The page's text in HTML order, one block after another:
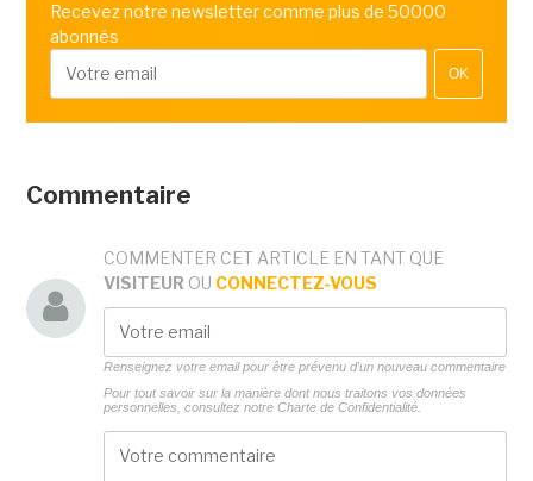
Recevez notre newsletter comme plus de 50000
abonnés
OK
Commentaire
COMMENTER CET ARTICLE EN TANT QUE
VISITEUR OU CONNECTEZ-VOUS
Renseignez votre email pour être prévenu d'un nouveau commentaire
Pour tout savoir sur la manière dont nous traitons vos données
personnelles, consultez notre Charte de Confidentialité.